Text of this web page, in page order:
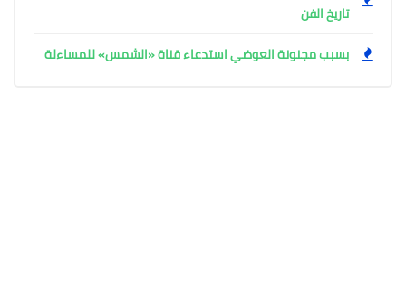
تاريخ الفن
بسبب مجنونة العوضي استدعاء قناة «الشمس» للمساءلة